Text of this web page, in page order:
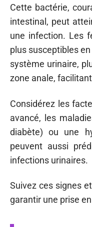
Cette bactérie,
intestinal, peut
une infection. Les
plus susceptibles
système urinaire,
zone anale,
Considérez les
avancé, les
diabète) ou une
peuvent aussi
infections urinaires.
Suivez ces signes
garantir une prise